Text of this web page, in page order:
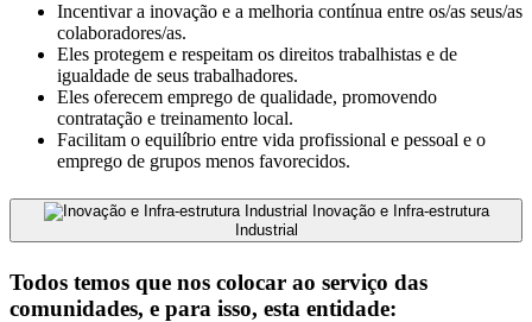
Incentivar a inovação e a melhoria contínua entre os/as seus/as
colaboradores/as.
Eles protegem e respeitam os direitos trabalhistas e de
igualdade de seus trabalhadores.
Eles oferecem emprego de qualidade, promovendo
contratação e treinamento local.
Facilitam o equilíbrio entre vida profissional e pessoal e o
emprego de grupos menos favorecidos.
Inovação e Infra-estrutura
Industrial
Todos temos que nos colocar ao serviço das
comunidades, e para isso, esta entidade: